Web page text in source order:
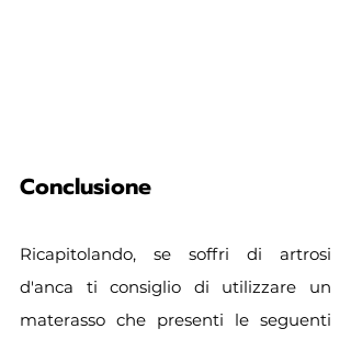
Conclusione
Ricapitolando, se soffri di artrosi
d'anca ti consiglio di utilizzare un
materasso che presenti le seguenti